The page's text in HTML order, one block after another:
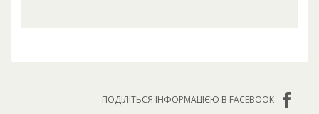
ПОДІЛІТЬСЯ ІНФОРМАЦІЄЮ В FACEBOOK